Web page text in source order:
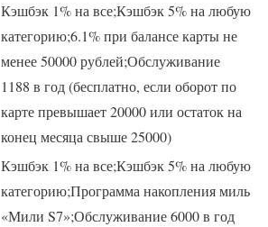
Кэшбэк 1% на все;Кэшбэк 5% на любую
категорию;6.1% при балансе карты не
менее 50000 рублей;Обслуживание
1188 в год (бесплатно, если оборот по
карте превышает 20000 или остаток на
конец месяца свыше 25000)
Кэшбэк 1% на все;Кэшбэк 5% на любую
категорию;Программа накопления миль
«Мили S7»;Обслуживание 6000 в год